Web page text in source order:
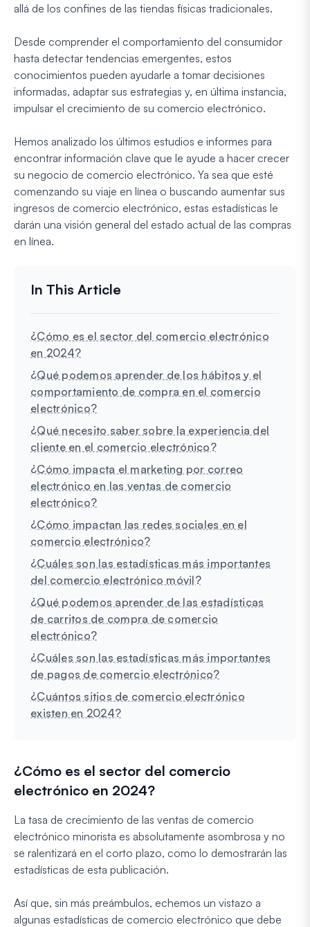
allá de los confines de las tiendas físicas tradicionales.
Desde comprender el comportamiento del consumidor
hasta detectar tendencias emergentes, estos
conocimientos pueden ayudarle a tomar decisiones
informadas, adaptar sus estrategias y, en última instancia,
impulsar el crecimiento de su comercio electrónico.
Hemos analizado los últimos estudios e informes para
encontrar información clave que le ayude a hacer crecer
su negocio de comercio electrónico. Ya sea que esté
comenzando su viaje en línea o buscando aumentar sus
ingresos de comercio electrónico, estas estadísticas le
darán una visión general del estado actual de las compras
en línea.
¿Cómo es el sector del comercio electrónico
en 2024?
¿Qué podemos aprender de los hábitos y el
comportamiento de compra en el comercio
electrónico?
¿Qué necesito saber sobre la experiencia del
cliente en el comercio electrónico?
¿Cómo impacta el marketing por correo
electrónico en las ventas de comercio
electrónico?
¿Cómo impactan las redes sociales en el
comercio electrónico?
¿Cuáles son las estadísticas más importantes
del comercio electrónico móvil?
¿Qué podemos aprender de las estadísticas
de carritos de compra de comercio
electrónico?
¿Cuáles son las estadísticas más importantes
de pagos de comercio electrónico?
¿Cuántos sitios de comercio electrónico
existen en 2024?
¿Cómo es el sector del comercio
electrónico en 2024?
La tasa de crecimiento de las ventas de comercio
electrónico minorista es absolutamente asombrosa y no
se ralentizará en el corto plazo, como lo demostrarán las
estadísticas de esta publicación.
Así que, sin más preámbulos, echemos un vistazo a
algunas estadísticas de comercio electrónico que debe